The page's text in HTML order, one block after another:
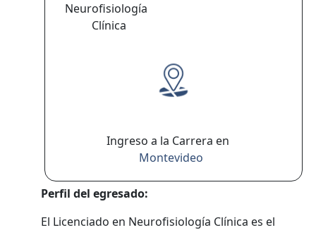
Neurofisiología
Clínica
Ingreso a la Carrera en
Montevideo
Perfil del egresado:
El Licenciado en Neurofisiología Clínica es el